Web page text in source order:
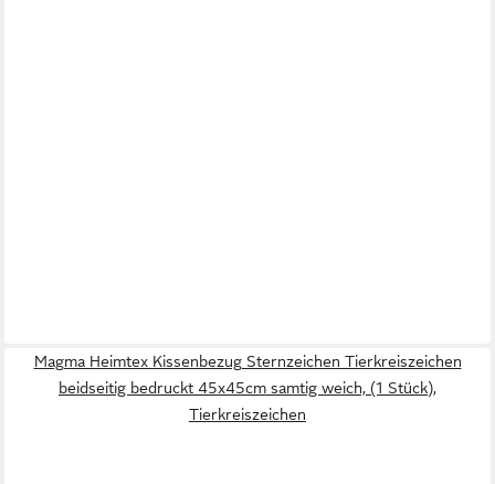
Magma Heimtex Kissenbezug Sternzeichen Tierkreiszeichen
beidseitig bedruckt 45x45cm samtig weich, (1 Stück),
Tierkreiszeichen